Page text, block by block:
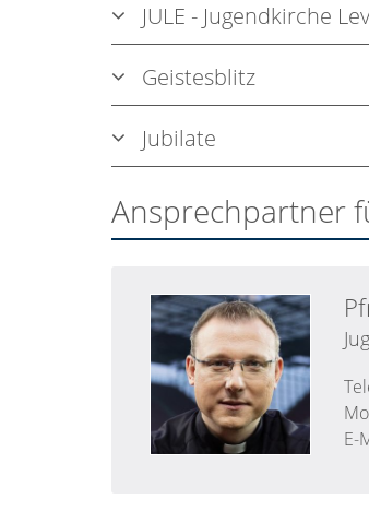
JULE - Jugendkirche
Geistesblitz
Jubilate
Ansprechpartner
E-